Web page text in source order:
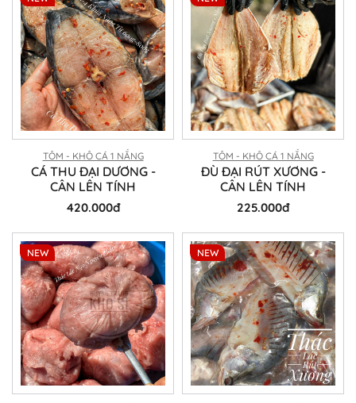
TÔM - KHÔ CÁ 1 NẮNG
CÁ THU ĐẠI DƯƠNG -
CÂN LÊN TÍNH
420.000đ
TÔM - KHÔ CÁ 1 NẮNG
ĐÙ ĐẠI RÚT XƯƠNG -
CÂN LÊN TÍNH
225.000đ
NEW NEW